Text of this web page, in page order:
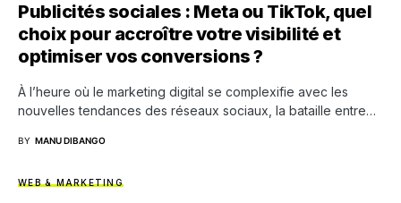
Publicités sociales : Meta ou TikTok, quel
choix pour accroître votre visibilité et
optimiser vos conversions ?
À l’heure où le marketing digital se complexifie avec les
nouvelles tendances des réseaux sociaux, la bataille entre…
BY MANU DIBANGO
WEB & MARKETING